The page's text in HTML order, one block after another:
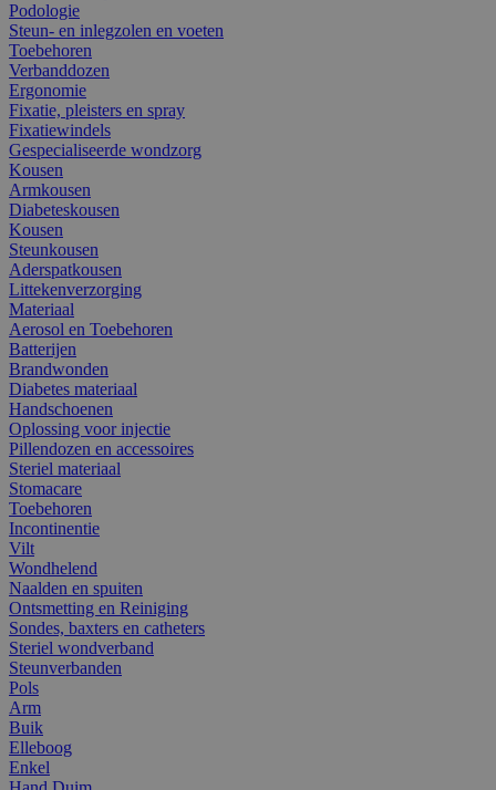
Podologie
Steun- en inlegzolen en voeten
Toebehoren
Verbanddozen
Ergonomie
Fixatie, pleisters en spray
Fixatiewindels
Gespecialiseerde wondzorg
Kousen
Armkousen
Diabeteskousen
Kousen
Steunkousen
Aderspatkousen
Littekenverzorging
Materiaal
Aerosol en Toebehoren
Batterijen
Brandwonden
Diabetes materiaal
Handschoenen
Oplossing voor injectie
Pillendozen en accessoires
Steriel materiaal
Stomacare
Toebehoren
Incontinentie
Vilt
Wondhelend
Naalden en spuiten
Ontsmetting en Reiniging
Sondes, baxters en catheters
Steriel wondverband
Steunverbanden
Pols
Arm
Buik
Elleboog
Enkel